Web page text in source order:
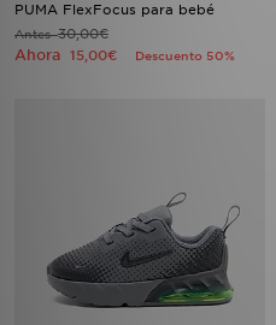
PUMA FlexFocus para bebé
Antes30,00€
Ahora 15,00€ Descuento 50%